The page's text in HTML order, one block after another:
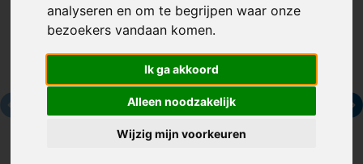
analyseren en om te begrijpen waar onze
bezoekers vandaan komen.
Ik ga akkoord
Alleen noodzakelijk
Wijzig mijn voorkeuren